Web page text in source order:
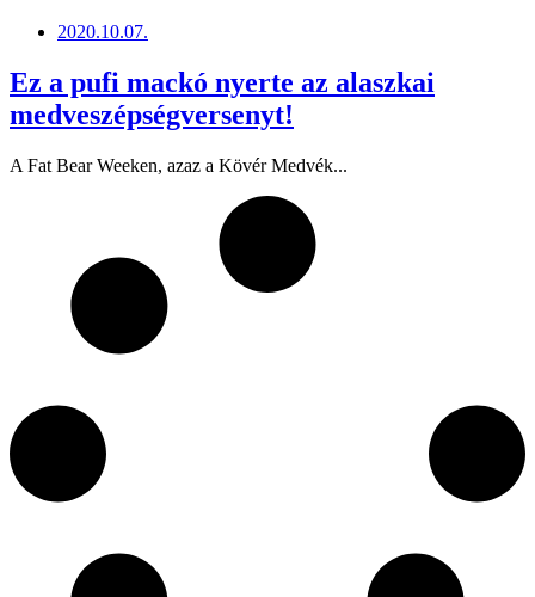
2020.10.07.
Ez a pufi mackó nyerte az alaszkai
medveszépségversenyt!
A Fat Bear Weeken, azaz a Kövér Medvék...